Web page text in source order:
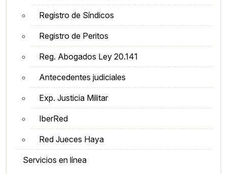
Registro de Síndicos
Registro de Peritos
Reg. Abogados Ley 20.141
Antecedentes judiciales
Exp. Justicia Militar
IberRed
Red Jueces Haya
Servicios en línea